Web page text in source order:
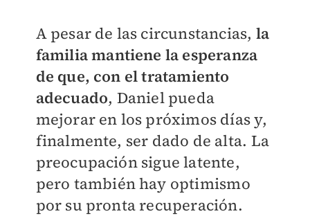
A pesar de las circunstancias, la
familia mantiene la esperanza
de que, con el tratamiento
adecuado, Daniel pueda
mejorar en los próximos días y,
finalmente, ser dado de alta. La
preocupación sigue latente,
pero también hay optimismo
por su pronta recuperación.